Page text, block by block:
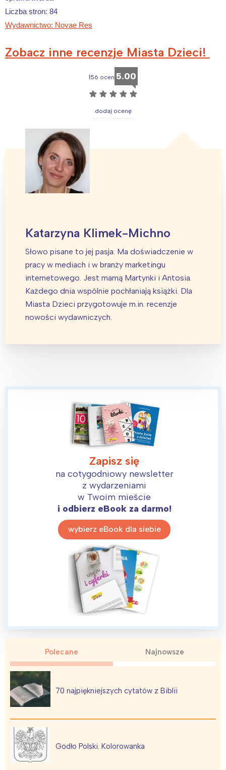
Liczba stron: 84
Wydawnictwo: Novae Res
Zobacz inne recenzje Miasta Dzieci!
156 ocen 5.00
☆ ☆ ☆ ☆ ☆
dodaj ocenę
Katarzyna Klimek-Michno
Słowo pisane to jej pasja. Ma doświadczenie w
pracy w mediach i w branży marketingu
internetowego. Jest mamą Martynki i Antosia.
Każdego dnia wspólnie pochłaniają książki. Dla
Miasta Dzieci przygotowuje m.in. recenzje
nowości wydawniczych.
Zapisz się
na cotygodniowy newsletter
z wydarzeniami
w Twoim mieście
i odbierz eBook za darmo!
wybierz eBook dla siebie
Polecane Najnowsze
70 najpiękniejszych cytatów z Biblii
Godło Polski. Kolorowanka
Interesują mnie wydarzenia z
tego regionu:
Trójmiasto
Poznań
Wrocław
Kraków
Północ